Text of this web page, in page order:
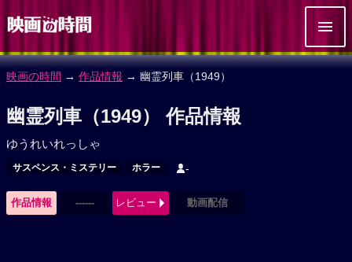
映画の時間 → 作品情報 → 幽霊列車（1949）
幽霊列車（1949） 作品情報
ゆうれいれっしゃ
サスペンス・ミステリー ホラー -
作品情報 ------ レビュー 動画配信